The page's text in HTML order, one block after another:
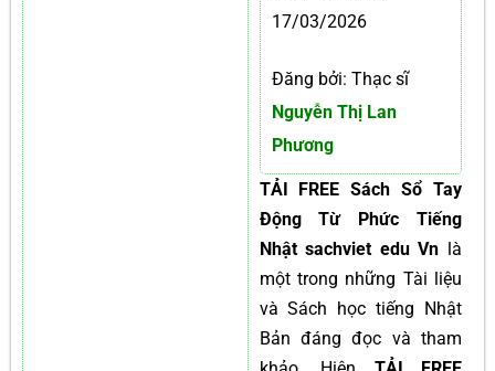
17/03/2026
Đăng bởi: Thạc sĩ
Nguyễn Thị Lan
Phương
TẢI FREE Sách Sổ Tay
Động Từ Phức Tiếng
Nhật sachviet edu Vn là
một trong những Tài liệu
và Sách học tiếng Nhật
Bản đáng đọc và tham